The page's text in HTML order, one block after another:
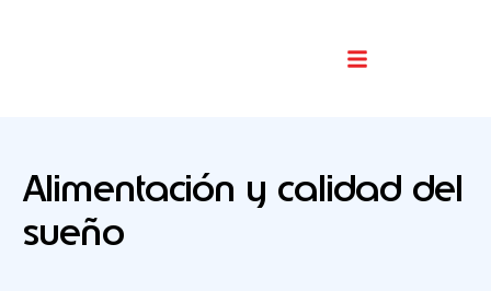
Alimentación y calidad del
sueño